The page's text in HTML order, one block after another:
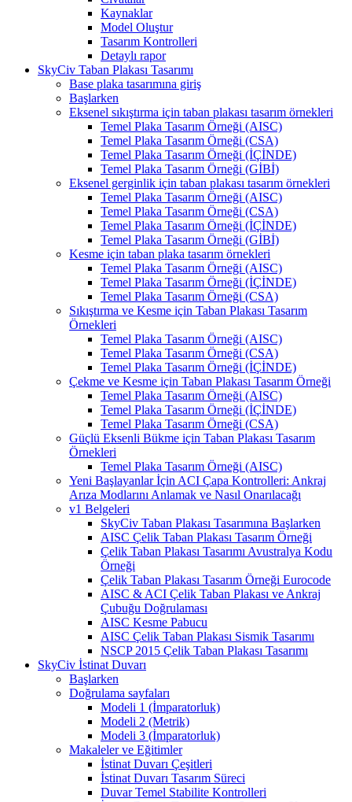
Kaynaklar
Model Oluştur
Tasarım Kontrolleri
Detaylı rapor
SkyCiv Taban Plakası Tasarımı
Base plaka tasarımına giriş
Başlarken
Eksenel sıkıştırma için taban plakası tasarım örnekleri
Temel Plaka Tasarım Örneği (AISC)
Temel Plaka Tasarım Örneği (CSA)
Temel Plaka Tasarım Örneği (İÇİNDE)
Temel Plaka Tasarım Örneği (GİBİ)
Eksenel gerginlik için taban plakası tasarım örnekleri
Temel Plaka Tasarım Örneği (AISC)
Temel Plaka Tasarım Örneği (CSA)
Temel Plaka Tasarım Örneği (İÇİNDE)
Temel Plaka Tasarım Örneği (GİBİ)
Kesme için taban plaka tasarım örnekleri
Temel Plaka Tasarım Örneği (AISC)
Temel Plaka Tasarım Örneği (İÇİNDE)
Temel Plaka Tasarım Örneği (CSA)
Sıkıştırma ve Kesme için Taban Plakası Tasarım
Örnekleri
Temel Plaka Tasarım Örneği (AISC)
Temel Plaka Tasarım Örneği (CSA)
Temel Plaka Tasarım Örneği (İÇİNDE)
Çekme ve Kesme için Taban Plakası Tasarım Örneği
Temel Plaka Tasarım Örneği (AISC)
Temel Plaka Tasarım Örneği (İÇİNDE)
Temel Plaka Tasarım Örneği (CSA)
Güçlü Eksenli Bükme için Taban Plakası Tasarım
Örnekleri
Temel Plaka Tasarım Örneği (AISC)
Yeni Başlayanlar İçin ACI Çapa Kontrolleri: Ankraj
Arıza Modlarını Anlamak ve Nasıl Onarılacağı
v1 Belgeleri
SkyCiv Taban Plakası Tasarımına Başlarken
AISC Çelik Taban Plakası Tasarım Örneği
Çelik Taban Plakası Tasarımı Avustralya Kodu
Örneği
Çelik Taban Plakası Tasarım Örneği Eurocode
AISC & ACI Çelik Taban Plakası ve Ankraj
Çubuğu Doğrulaması
AISC Kesme Pabucu
AISC Çelik Taban Plakası Sismik Tasarımı
NSCP 2015 Çelik Taban Plakası Tasarımı
SkyCiv İstinat Duvarı
Başlarken
Doğrulama sayfaları
Modeli 1 (İmparatorluk)
Modeli 2 (Metrik)
Modeli 3 (İmparatorluk)
Makaleler ve Eğitimler
İstinat Duvarı Çeşitleri
İstinat Duvarı Tasarım Süreci
Duvar Temel Stabilite Kontrolleri